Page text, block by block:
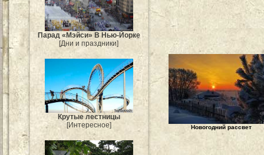
Парад «Мэйси» В Нью-Йорке
[Дни и праздники]
Крутые лестницы
[Интересное]
Новогодний рассвет